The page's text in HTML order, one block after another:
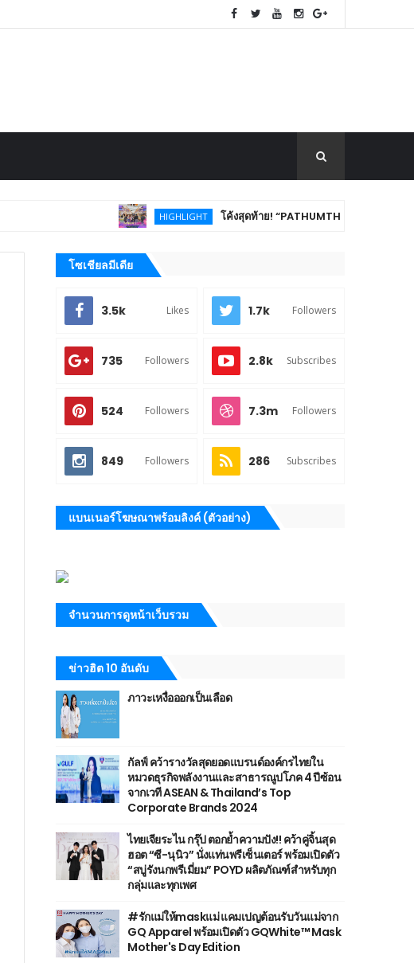
HIGHLIGHT โค้งสุดท้าย! “PATHUMTHANI Creative Tourism
โซเชียลมีเดีย
3.5k Likes 1.7k Followers
735 Followers 2.8k Subscribes
524 Followers 7.3m Followers
849 Followers 286 Subscribes
แบนเนอร์โฆษณาพร้อมลิงค์ (ตัวอย่าง)
จำนวนการดูหน้าเว็บรวม
ข่าวฮิต 10 อันดับ
ภาวะเหงื่อออกเป็นเลือด
กัลฟ์ คว้ารางวัลสุดยอดแบรนด์องค์กรไทยใน
หมวดธุรกิจพลังงานและสาธารณูปโภค 4 ปีซ้อน
จากเวที ASEAN & Thailand’s Top
Corporate Brands 2024
ไทยเจียระไน กรุ๊ป ตอกย้ำความปัง!! คว้าคู่จิ้นสุด
ฮอต “ซี-นุนิว” นั่งแท่นพรีเซ็นเตอร์ พร้อมเปิดตัว
“สบู่รังนกพรีเมี่ยม” POYD ผลิตภัณฑ์สำหรับทุก
กลุ่มและทุกเพศ
#รักแม่ให้maskแม่ แคมเปญต้อนรับวันแม่จาก
GQ Apparel พร้อมเปิดตัว GQWhite™ Mask
Mother's Day Edition